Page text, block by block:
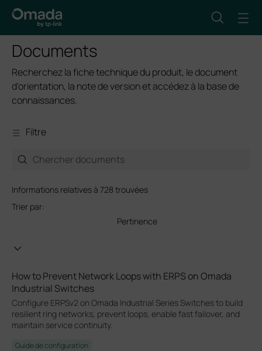
Documents
Recherchez la fiche technique du produit, le document
d'orientation, la note de version et accédez à la base de
connaissances.
Filtre
Informations relatives à 728 trouvées
Trier par:
Pertinence
How to Prevent Network Loops with ERPS on Omada
Industrial Switches
Configure ERPSv2 on Omada Industrial Series Switches to build
resilient ring networks, prevent loops, enable fast failover, and
maintain service continuity.
Guide de configuration